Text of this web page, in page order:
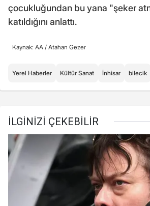
çocukluğundan bu yana "şeker
katıldığını anlattı.
Kaynak: AA / Atahan Gezer
Yerel Haberler Kültür Sanat İnhisar bilecik